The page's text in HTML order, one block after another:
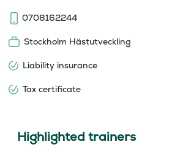
0708162244
Stockholm Hästutveckling
Liability insurance
Tax certificate
Highlighted trainers